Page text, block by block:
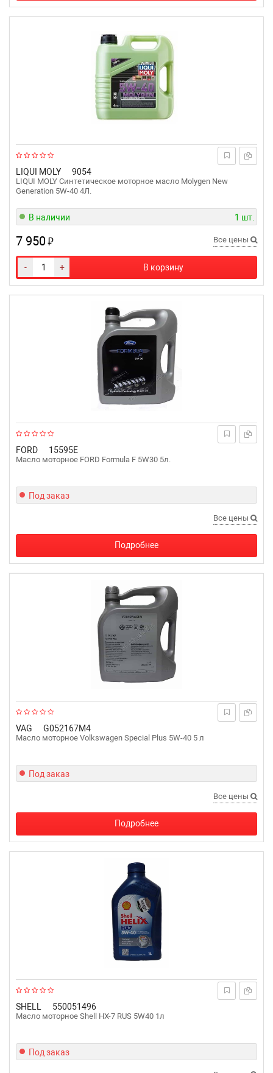
LIQUI MOLY 9054
LIQUI MOLY Синтетическое моторное масло Molygen New
Generation 5W-40 4Л.
В наличии 1 шт.
7 950₽ Все цены
- + В корзину
FORD 15595E
Масло моторное FORD Formula F 5W30 5л.
Под заказ
Все цены
Подробнее
VAG G052167M4
Масло моторное Volkswagen Special Plus 5W-40 5 л
Под заказ
Все цены
Подробнее
SHELL 550051496
Масло моторное Shell HX-7 RUS 5W40 1л
Под заказ